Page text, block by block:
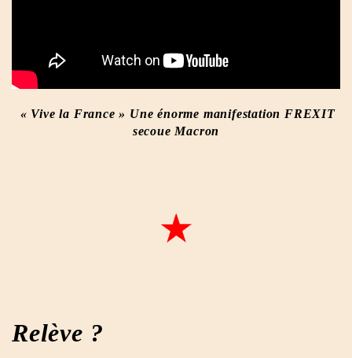
« Vive la France » Une énorme manifestation FREXIT
secoue Macron
Relève ?